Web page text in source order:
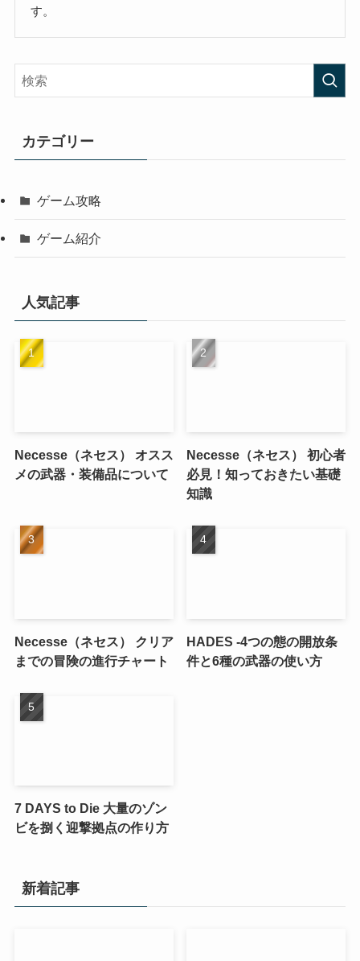
す。
カテゴリー
ゲーム攻略
ゲーム紹介
人気記事
Necesse（ネセス） オスス
メの武器・装備品について
Necesse（ネセス） 初心者
必見！知っておきたい基礎
知識
Necesse（ネセス） クリア
までの冒険の進行チャート
HADES -4つの態の開放条
件と6種の武器の使い方
7 DAYS to Die 大量のゾン
ビを捌く迎撃拠点の作り方
新着記事